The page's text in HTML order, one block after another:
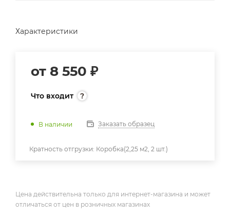
Характеристики
от 8 550 ₽
Что входит
В наличии Заказать образец
Кратность отгрузки: Коробка(2,25 м2, 2 шт.)
Цена действительна только для интернет-магазина и может
отличаться от цен в розничных магазинах